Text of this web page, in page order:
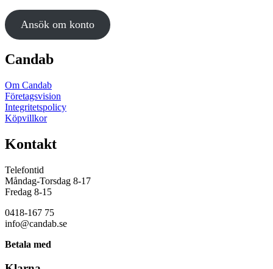
Ansök om konto
Candab
Om Candab
Företagsvision
Integritetspolicy
Köpvillkor
Kontakt
Telefontid
Måndag-Torsdag 8-17
Fredag 8-15
0418-167 75
info@candab.se
Betala med